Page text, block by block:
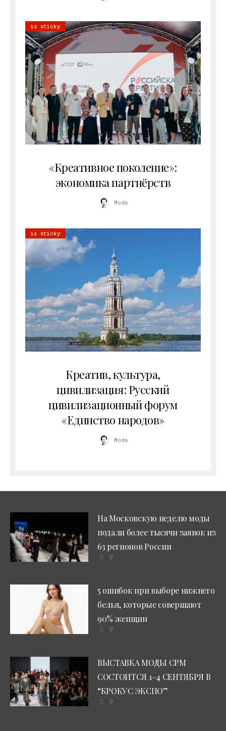
is sticky
«Креативное поколение»:
экономика партнёрств
Moda
is sticky
Креатив, культура,
цивилизация: Русский
цивилизационный форум
«Единство народов»
Moda
На Московскую неделю моды
подали более тысячи заявок из
63 регионов России
0
5 ошибок при выборе нижнего
белья, которые совершают
90% женщин
0
ВЫСТАВКА МОДЫ CPM
СОСТОИТСЯ 1–4 СЕНТЯБРЯ В
“КРОКУС ЭКСПО”
0